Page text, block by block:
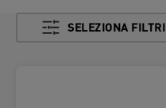
SELEZIONA FILTRI